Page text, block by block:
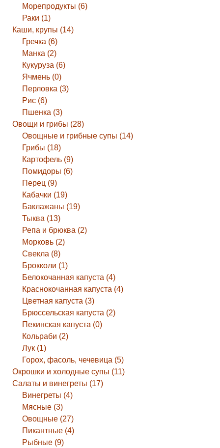
Морепродукты (6)
Раки (1)
Каши, крупы (14)
Гречка (6)
Манка (2)
Кукуруза (6)
Ячмень (0)
Перловка (3)
Рис (6)
Пшенка (3)
Овощи и грибы (28)
Овощные и грибные супы (14)
Грибы (18)
Картофель (9)
Помидоры (6)
Перец (9)
Кабачки (19)
Баклажаны (19)
Тыква (13)
Репа и брюква (2)
Морковь (2)
Свекла (8)
Брокколи (1)
Белокочанная капуста (4)
Краснокочанная капуста (4)
Цветная капуста (3)
Брюссельская капуста (2)
Пекинская капуста (0)
Кольраби (2)
Лук (1)
Горох, фасоль, чечевица (5)
Окрошки и холодные супы (11)
Салаты и винегреты (17)
Винегреты (4)
Мясные (3)
Овощные (27)
Пикантные (4)
Рыбные (9)